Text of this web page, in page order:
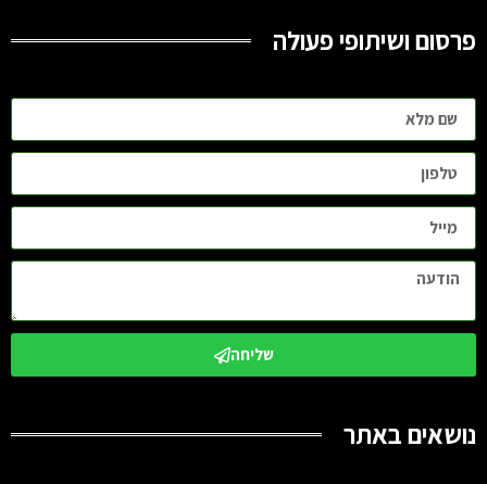
פרסום ושיתופי פעולה
שליחה
נושאים באתר